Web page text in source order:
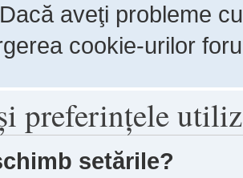
aveţi probleme
cookie-urilor
preferinţele
setările?